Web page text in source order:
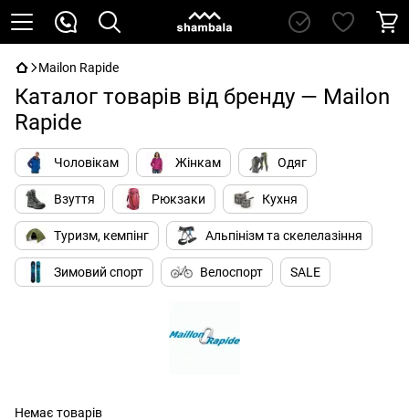
Mailon Rapide
Каталог товарів від бренду — Mailon
Rapide
Чоловікам Жінкам Одяг
Взуття Рюкзаки Кухня
Туризм, кемпінг Альпінізм та скелелазіння
Зимовий спорт Велоспорт SALE
Немає товарів